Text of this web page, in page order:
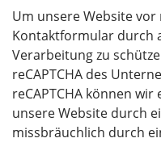
Um unsere Website
Kontaktformular durch
Verarbeitung zu
reCAPTCHA des
reCAPTCHA können
unsere Website durch
missbräuchlich durch